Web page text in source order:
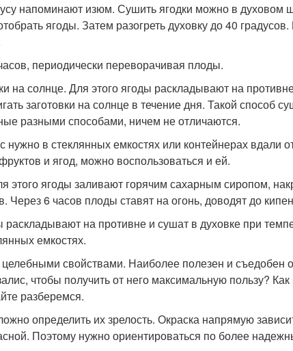
напоминают изюм. Сушить ягодки можно в духовом
ягоды. Затем разогреть духовку до 40
периодически переворачивая плоды.
на солнце. Для этого ягоды раскладывают на
заготовки на солнце в течение дня. Такой способ
разными способами, ничем не отличаются.
в стеклянных емкостях или контейнерах вдали
и ягод, можно воспользоваться и ей.
этого ягоды заливают горячим сахарным сиропом,
Через 6 часов плоды ставят на огонь, доводят до
раскладывают на противне и сушат в духовке при
емкостях.
свойствами. Наиболее полезен и съедобен
чтобы получить от него максимальную пользу?
разберемся.
определить их зрелость. Окраска напрямую
Поэтому нужно ориентироваться по более